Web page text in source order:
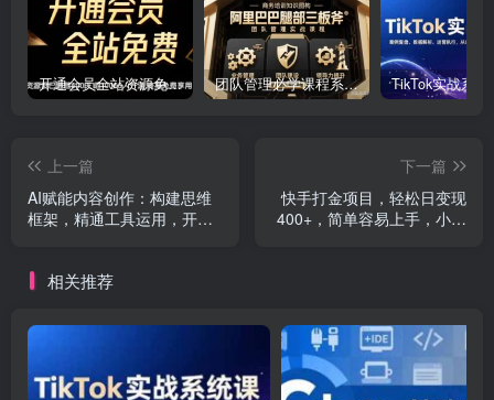
开通会员全站资源免费下载 开通VIP会员 HY资源库 团队管理必学课程系列，阿里巴巴“腿部三板斧”
上一篇
AI赋能内容创作：构建思维
框架，精通工具运用，开启
下一篇
快手打金项目，轻松日变现
400+，简单容易上手，小白
相关推荐